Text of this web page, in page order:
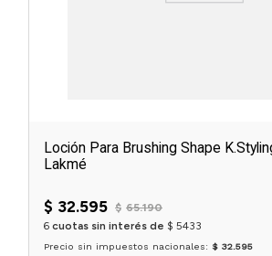
Loción Para Brushing Shape
Lakmé
$ 32.595 $ 65.190
6 cuotas sin interés de $ 5433
Precio sin impuestos nacionales: $ 32.595